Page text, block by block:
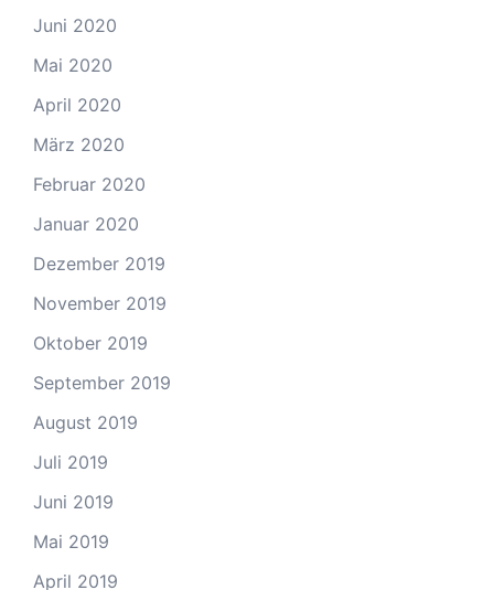
Juni 2020
Mai 2020
April 2020
März 2020
Februar 2020
Januar 2020
Dezember 2019
November 2019
Oktober 2019
September 2019
August 2019
Juli 2019
Juni 2019
Mai 2019
April 2019